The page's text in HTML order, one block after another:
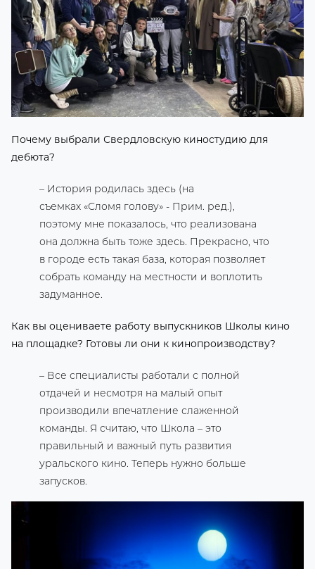
Почему выбрали Свердловскую киностудию для
дебюта?
– История родилась здесь (на
съемках «Сломя голову» - Прим. ред.),
поэтому мне показалось, что реализована
она должна быть тоже здесь. Прекрасно, что
в городе есть такая база, которая позволяет
собрать команду на местности и воплотить
задуманное.
Как вы оцениваете работу выпускников Школы кино
на площадке? Готовы ли они к кинопроизводству?
– Все специалисты работали с полной
отдачей и несмотря на малый опыт
производили впечатление слаженной
команды. Я считаю, что Школа – это
правильный и важный путь развития
уральского кино. Теперь нужно больше
запусков.